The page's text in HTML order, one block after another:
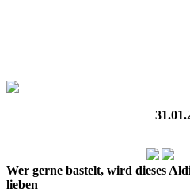
Wer gerne bastelt, wird dieses
lieben